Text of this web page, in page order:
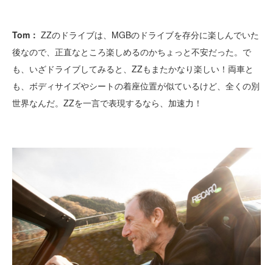
Tom： ZZのドライブは、MGBのドライブを存分に楽しんでいた
後なので、正直なところ楽しめるのかちょっと不安だった。で
も、いざドライブしてみると、ZZもまたかなり楽しい！両車と
も、ボディサイズやシートの着座位置が似ているけど、全くの別
世界なんだ。ZZを一言で表現するなら、加速力！